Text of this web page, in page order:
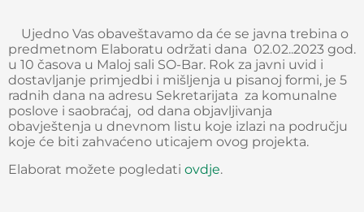
Ujedno Vas obaveštavamo da će se javna trebina o
predmetnom Elaboratu održati dana 02.02..2023 god.
u 10 časova u Maloj sali SO-Bar. Rok za javni uvid i
dostavljanje primjedbi i mišljenja u pisanoj formi, je 5
radnih dana na adresu Sekretarijata za komunalne
poslove i saobraćaj, od dana objavljivanja
obavještenja u dnevnom listu koje izlazi na području
koje će biti zahvaćeno uticajem ovog projekta.
Elaborat možete pogledati ovdje.